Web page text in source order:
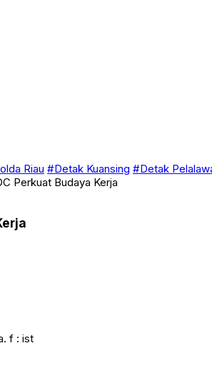
Riau #Detak Kuansing #Detak
Perkuat Budaya Kerja
f : ist